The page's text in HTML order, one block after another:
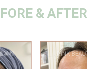
& AFTER